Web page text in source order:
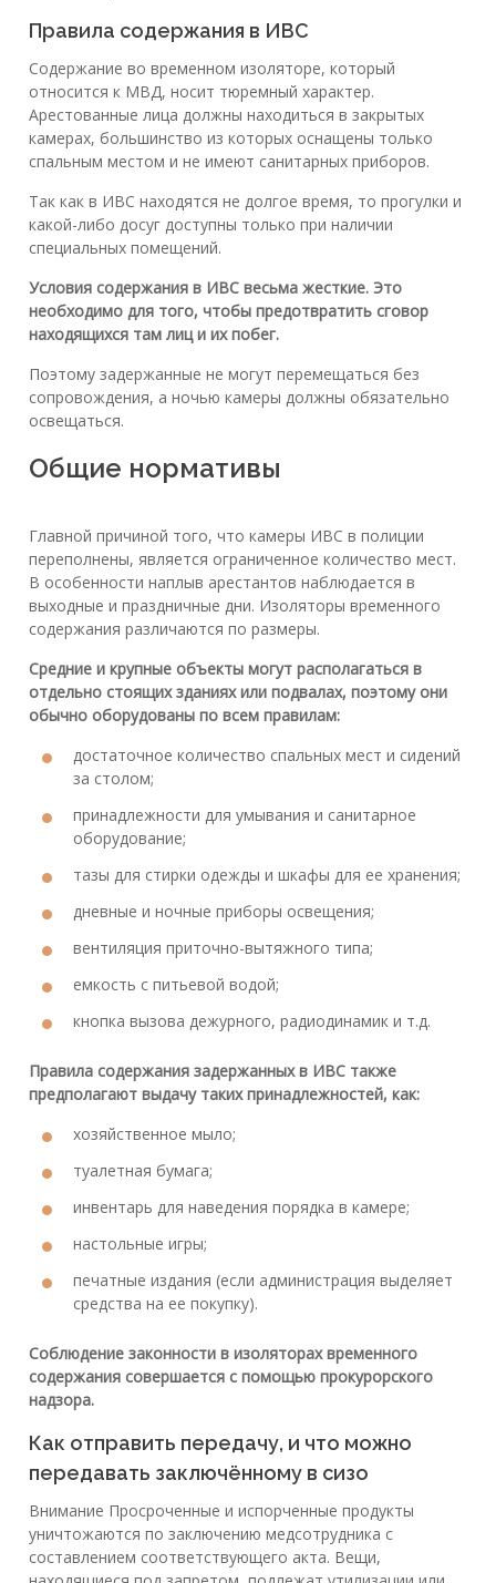
Правила содержания в ИВС
Содержание во временном изоляторе, который
относится к МВД, носит тюремный характер.
Арестованные лица должны находиться в закрытых
камерах, большинство из которых оснащены только
спальным местом и не имеют санитарных приборов.
Так как в ИВС находятся не долгое время, то прогулки и
какой-либо досуг доступны только при наличии
специальных помещений.
Условия содержания в ИВС весьма жесткие. Это
необходимо для того, чтобы предотвратить сговор
находящихся там лиц и их побег.
Поэтому задержанные не могут перемещаться без
сопровождения, а ночью камеры должны обязательно
освещаться.
Общие нормативы
Главной причиной того, что камеры ИВС в полиции
переполнены, является ограниченное количество мест.
В особенности наплыв арестантов наблюдается в
выходные и праздничные дни. Изоляторы временного
содержания различаются по размеры.
Средние и крупные объекты могут располагаться в
отдельно стоящих зданиях или подвалах, поэтому они
обычно оборудованы по всем правилам:
достаточное количество спальных мест и сидений
за столом;
принадлежности для умывания и санитарное
оборудование;
тазы для стирки одежды и шкафы для ее хранения;
дневные и ночные приборы освещения;
вентиляция приточно-вытяжного типа;
емкость с питьевой водой;
кнопка вызова дежурного, радиодинамик и т.д.
Правила содержания задержанных в ИВС также
предполагают выдачу таких принадлежностей, как:
хозяйственное мыло;
туалетная бумага;
инвентарь для наведения порядка в камере;
настольные игры;
печатные издания (если администрация выделяет
средства на ее покупку).
Соблюдение законности в изоляторах временного
содержания совершается с помощью прокурорского
надзора.
Как отправить передачу, и что можно
передавать заключённому в сизо
Внимание Просроченные и испорченные продукты
уничтожаются по заключению медсотрудника с
составлением соответствующего акта. Вещи,